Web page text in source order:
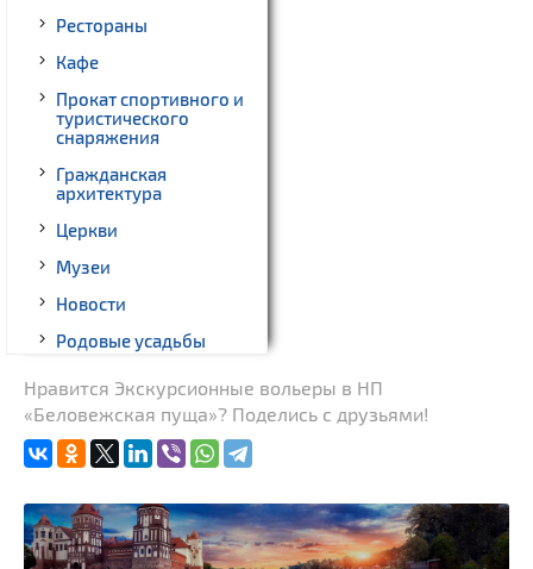
Рестораны
Кафе
Прокат спортивного и
туристического
снаряжения
Гражданская
архитектура
Церкви
Музеи
Новости
Родовые усадьбы
Памятники известным
людям
Монастыри
Костелы
Часовни
Нравится Экскурсионные вольеры в НП
«Беловежская пуща»? Поделись с друзьями!